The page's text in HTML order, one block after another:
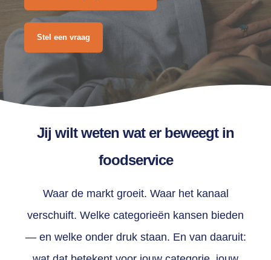
Stel een vraag
Jij wilt weten wat er beweegt in
foodservice
Waar de markt groeit. Waar het kanaal
verschuift. Welke categorieën kansen bieden
— en welke onder druk staan. En van daaruit: